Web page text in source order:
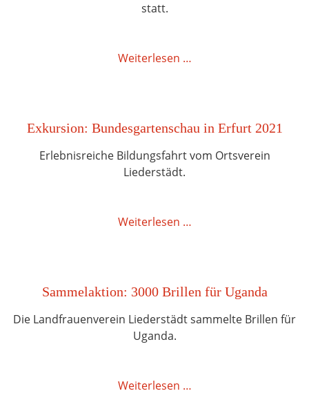
statt.
Weiterlesen …
Exkursion: Bundesgartenschau in Erfurt 2021
Erlebnisreiche Bildungsfahrt vom Ortsverein
Liederstädt.
Weiterlesen …
Sammelaktion: 3000 Brillen für Uganda
Die Landfrauenverein Liederstädt sammelte Brillen für
Uganda.
Weiterlesen …